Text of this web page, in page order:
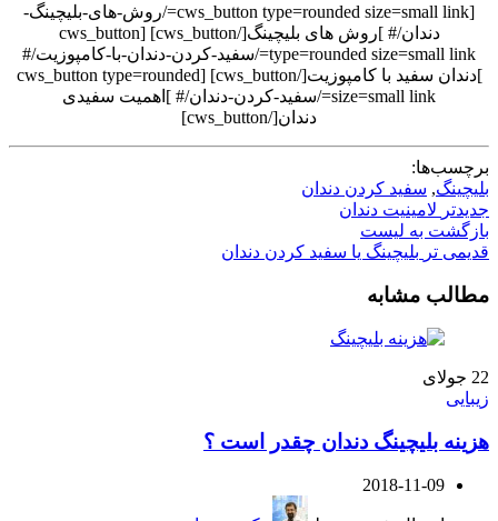
[cws_button type=rounded size=small link=/روش-های-بلیچینگ-
دندان/# ]روش های بلیچینگ[/cws_button] [cws_button
type=rounded size=small link=/سفید-کردن-دندان-با-کامپوزیت/#
]دندان سفید با کامپوزیت[/cws_button] [cws_button type=rounded
size=small link=/سفید-کردن-دندان/# ]اهمیت سفیدی
دندان[/cws_button]
برچسب‌ها:
بلیچینگ, سفید کردن دندان
جدیدتر لامینیت دندان
بازگشت به لیست
قدیمی تر بلیچینگ یا سفید کردن دندان
مطالب مشابه
22 جولای
زیبایی
هزینه بلیچینگ دندان چقدر است ؟
2018-11-09